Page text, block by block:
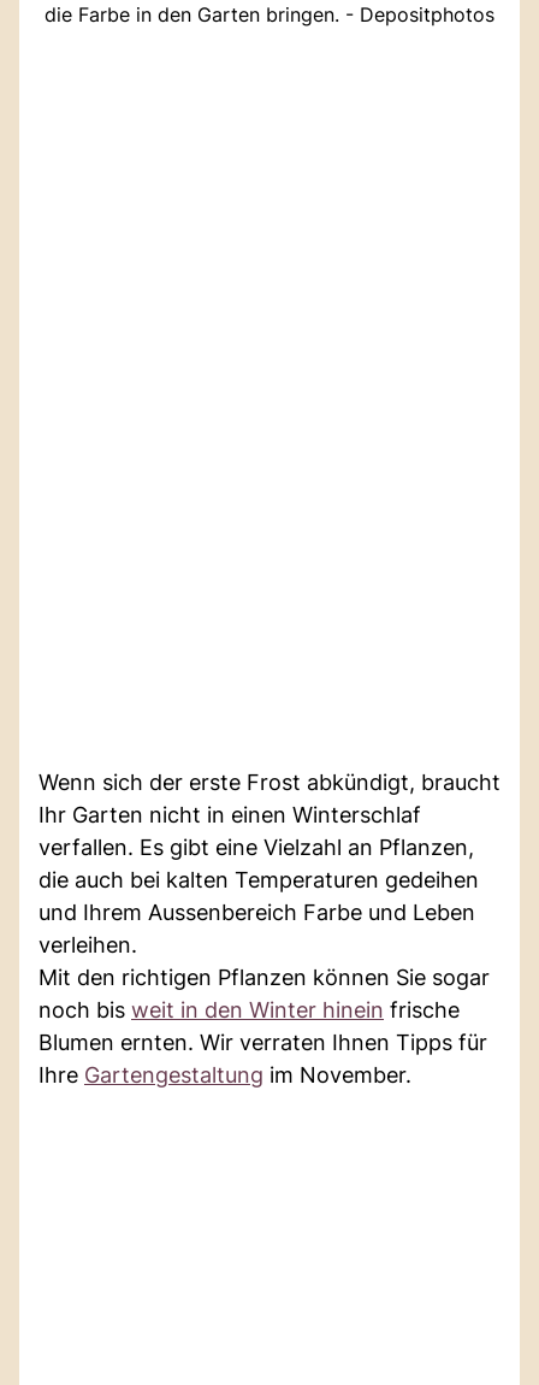
die Farbe in den Garten bringen. - Depositphotos
Wenn sich der erste Frost abkündigt, braucht
Ihr Garten nicht in einen Winterschlaf
verfallen. Es gibt eine Vielzahl an Pflanzen,
die auch bei kalten Temperaturen gedeihen
und Ihrem Aussenbereich Farbe und Leben
verleihen.
Mit den richtigen Pflanzen können Sie sogar
noch bis weit in den Winter hinein frische
Blumen ernten. Wir verraten Ihnen Tipps für
Ihre Gartengestaltung im November.